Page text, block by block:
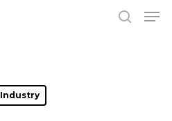
or ESC to close
Industry